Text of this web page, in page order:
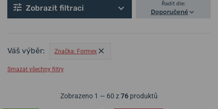
Zobrazit filtraci Řadit dle:
Doporučené
Váš výběr: Značka: Formex
Smazat všechny filtry
Zobrazeno 1 — 60 z76 produktů